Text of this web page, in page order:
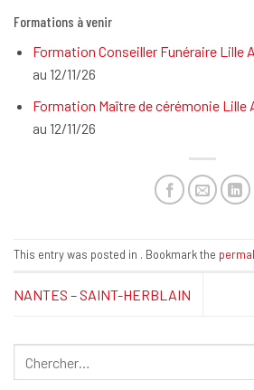
Formations à venir
Formation Conseiller Funéraire Lille
au 12/11/26
Formation Maître de cérémonie Lille
au 12/11/26
This entry was posted in . Bookmark the
NANTES – SAINT-HERBLAIN